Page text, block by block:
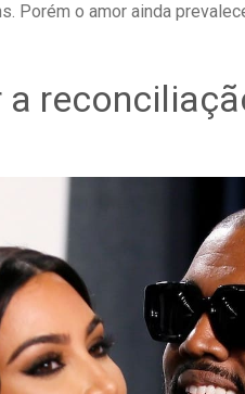
Porém o amor ainda